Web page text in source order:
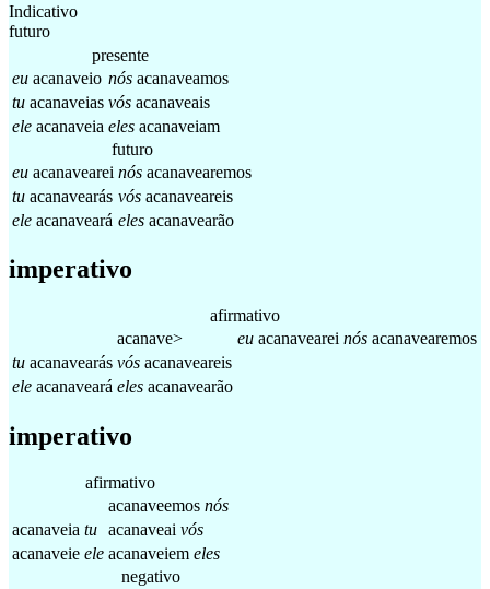
Indicativo
futuro
presente
eu acanaveio nós acanaveamos
tu acanaveias vós acanaveais
ele acanaveia eles acanaveiam
futuro
eu acanavearei nós acanavearemos
tu acanavearás vós acanaveareis
ele acanaveará eles acanavearão
imperativo
afirmativo
acanave>
eu acanavearei nós acanavearemos
tu acanavearás vós acanaveareis
ele acanaveará eles acanavearão
imperativo
afirmativo
acanaveemos nós
acanaveia tu acanaveai vós
acanaveie ele acanaveiem eles
negativo